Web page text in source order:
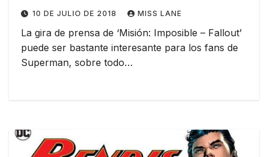
10 DE JULIO DE 2018 MISS LANE
La gira de prensa de ‘Misión: Imposible – Fallout’
puede ser bastante interesante para los fans de
Superman, sobre todo…